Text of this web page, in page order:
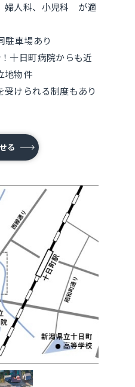
婦人科、小児科 が適
駐車場あり
十日町病院からも近
地物件
受けられる制度もあり
る